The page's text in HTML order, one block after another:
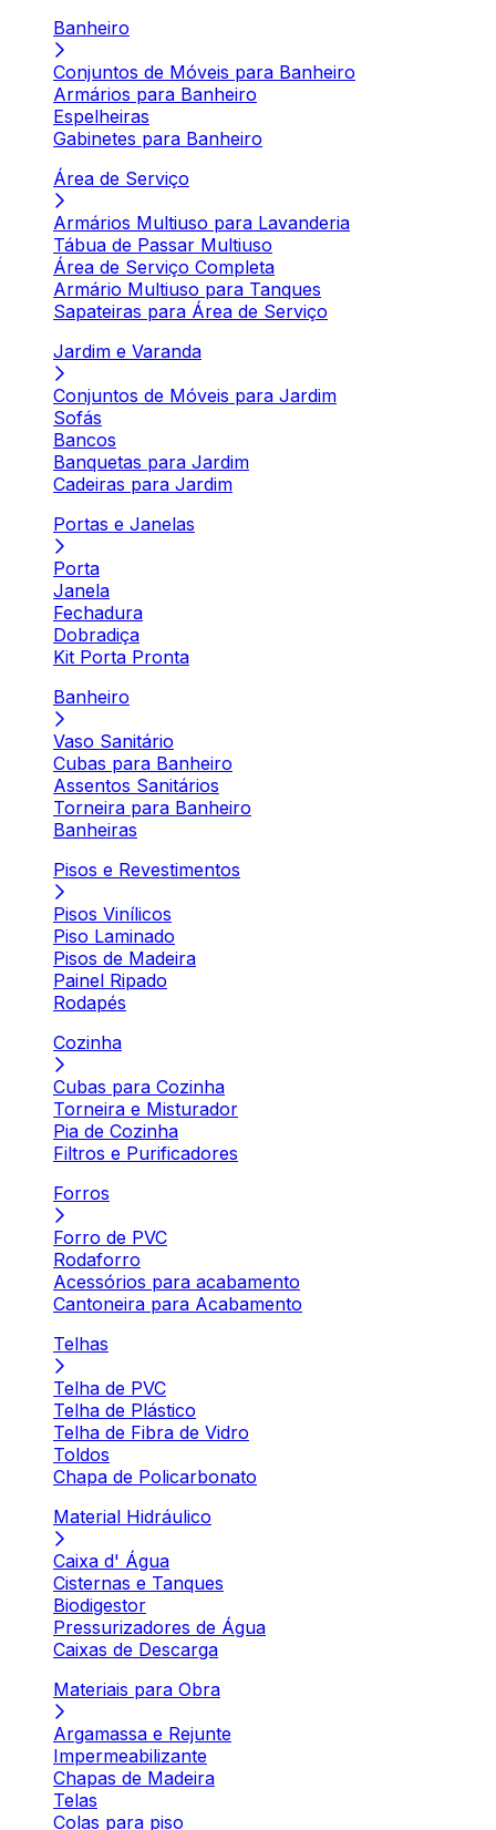
Banheiro
Conjuntos de Móveis para Banheiro
Armários para Banheiro
Espelheiras
Gabinetes para Banheiro
Área de Serviço
Armários Multiuso para Lavanderia
Tábua de Passar Multiuso
Área de Serviço Completa
Armário Multiuso para Tanques
Sapateiras para Área de Serviço
Jardim e Varanda
Conjuntos de Móveis para Jardim
Sofás
Bancos
Banquetas para Jardim
Cadeiras para Jardim
Portas e Janelas
Porta
Janela
Fechadura
Dobradiça
Kit Porta Pronta
Banheiro
Vaso Sanitário
Cubas para Banheiro
Assentos Sanitários
Torneira para Banheiro
Banheiras
Pisos e Revestimentos
Pisos Vinílicos
Piso Laminado
Pisos de Madeira
Painel Ripado
Rodapés
Cozinha
Cubas para Cozinha
Torneira e Misturador
Pia de Cozinha
Filtros e Purificadores
Forros
Forro de PVC
Rodaforro
Acessórios para acabamento
Cantoneira para Acabamento
Telhas
Telha de PVC
Telha de Plástico
Telha de Fibra de Vidro
Toldos
Chapa de Policarbonato
Material Hidráulico
Caixa d' Água
Cisternas e Tanques
Biodigestor
Pressurizadores de Água
Caixas de Descarga
Materiais para Obra
Argamassa e Rejunte
Impermeabilizante
Chapas de Madeira
Telas
Colas para piso